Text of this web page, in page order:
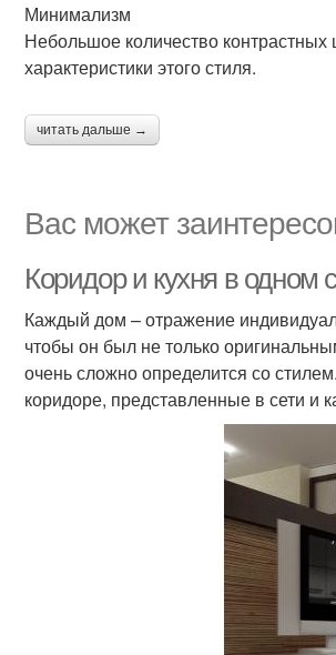
Минимализм
Небольшое количество
характеристики этого стиля.
читать дальше →
Вас может
Коридор и кухня в одном
Каждый дом – отражение
чтобы он был не только
очень сложно определится со
коридоре, представленные в сети и